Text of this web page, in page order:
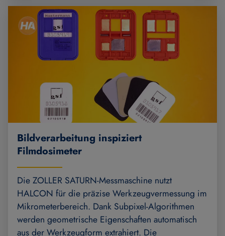
Bildverarbeitung inspiziert
Filmdosimeter
Die ZOLLER SATURN-Messmaschine nutzt
HALCON für die präzise Werkzeugvermessung im
Mikrometerbereich. Dank Subpixel-Algorithmen
werden geometrische Eigenschaften automatisch
aus der Werkzeugform extrahiert. Die